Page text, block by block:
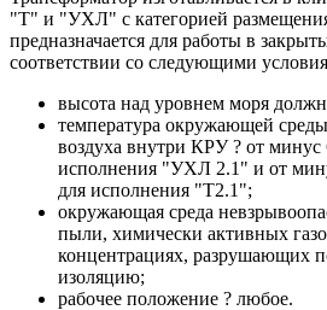
"Т" и "УХЛ" с категорией
предназначается для работы в
соответствии со следующими
высота над уровнем моря
температура окружающей
воздуха внутри КРУ ? от минус
исполнения "УХЛ 2.1" и от
для исполнения "Т2.1";
окружающая среда
пыли, химически активных
концентрациях, разрушающих
изоляцию;
рабочее положение ? любое.